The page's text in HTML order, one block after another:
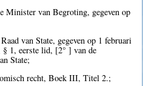
Minister van Begroting, gegeven op
van State, gegeven op 1 februari
1, eerste lid, [2° ] van de
State;
recht, Boek III, Titel 2.;